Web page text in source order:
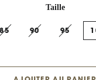
Taille
85 90 95